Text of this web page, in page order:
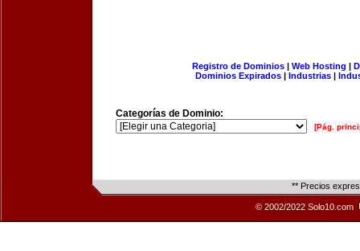
Registro de Dominios| Web Hosting |
Dominios Expirados | Industrias |
Categorías de Dominio:
[Pág.
** Precios
© 2002/2022 Solo10.com